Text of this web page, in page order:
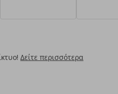
Δείτε περισσότερα